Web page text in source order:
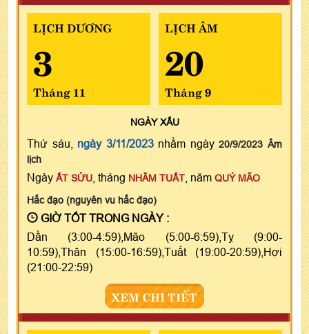
LỊCH DƯƠNG
3
Tháng 11
LỊCH ÂM
20
Tháng 9
NGÀYXẤU
Thứ sáu, ngày 3/11/2023nhằm ngày20/9/2023 Âm
lịch
Ngày ẤT SỬU , tháng NHÂM TUẤT , năm QUÝ MÃO
Hắc đạo (nguyên vu hắc đạo)
GIỜ TỐT TRONG NGÀY :
Dần (3:00-4:59),Mão (5:00-6:59),Tỵ (9:00-
10:59),Thân (15:00-16:59),Tuất (19:00-20:59),Hợi
(21:00-22:59)
XEM CHI TIẾT